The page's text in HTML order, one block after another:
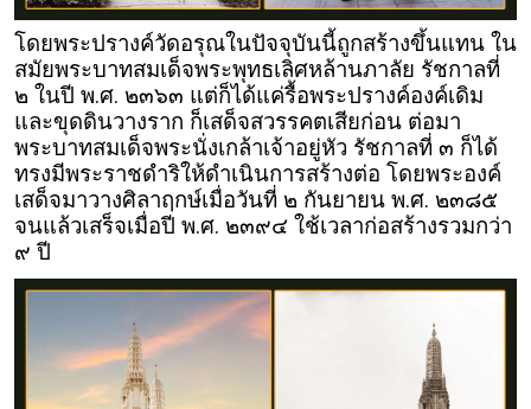
โดยพระปรางค์วัดอรุณในปัจจุบันนี้ถูกสร้างขึ้นแทน ใน
สมัยพระบาทสมเด็จพระพุทธเลิศหล้านภาลัย รัชกาลที่
๒ ในปี พ.ศ. ๒๓๖๓ แต่ก็ได้แค่รื้อพระปรางค์องค์เดิม
และขุดดินวางราก ก็เสด็จสวรรคตเสียก่อน ต่อมา
พระบาทสมเด็จพระนั่งเกล้าเจ้าอยู่หัว รัชกาลที่ ๓ ก็ได้
ทรงมีพระราชดำริให้ดำเนินการสร้างต่อ โดยพระองค์
เสด็จมาวางศิลาฤกษ์เมื่อวันที่ ๒ กันยายน พ.ศ. ๒๓๘๕
จนแล้วเสร็จเมื่อปี พ.ศ. ๒๓๙๔ ใช้เวลาก่อสร้างรวมกว่า
๙ ปี